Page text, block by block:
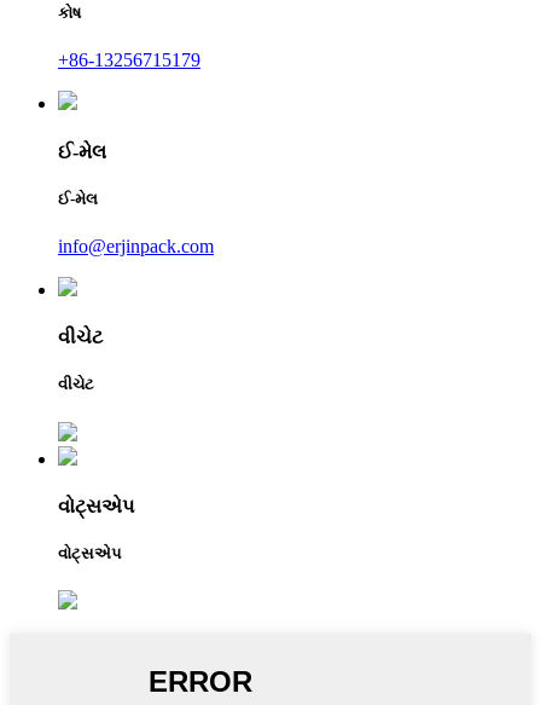
કોષ
+86-13256715179
ઈ-મેલ
ઈ-મેલ
info@erjinpack.com
વીચેટ
વીચેટ
વોટ્સએપ
વોટ્સએપ